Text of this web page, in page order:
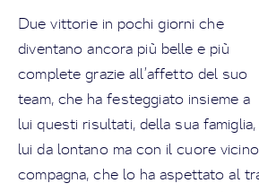
Due vittorie in pochi giorni che
diventano ancora più belle e più
complete grazie all’affetto del suo
team, che ha festeggiato insieme a
lui questi risultati, della sua
lui da lontano ma con il cuore
compagna, che lo ha aspettato al